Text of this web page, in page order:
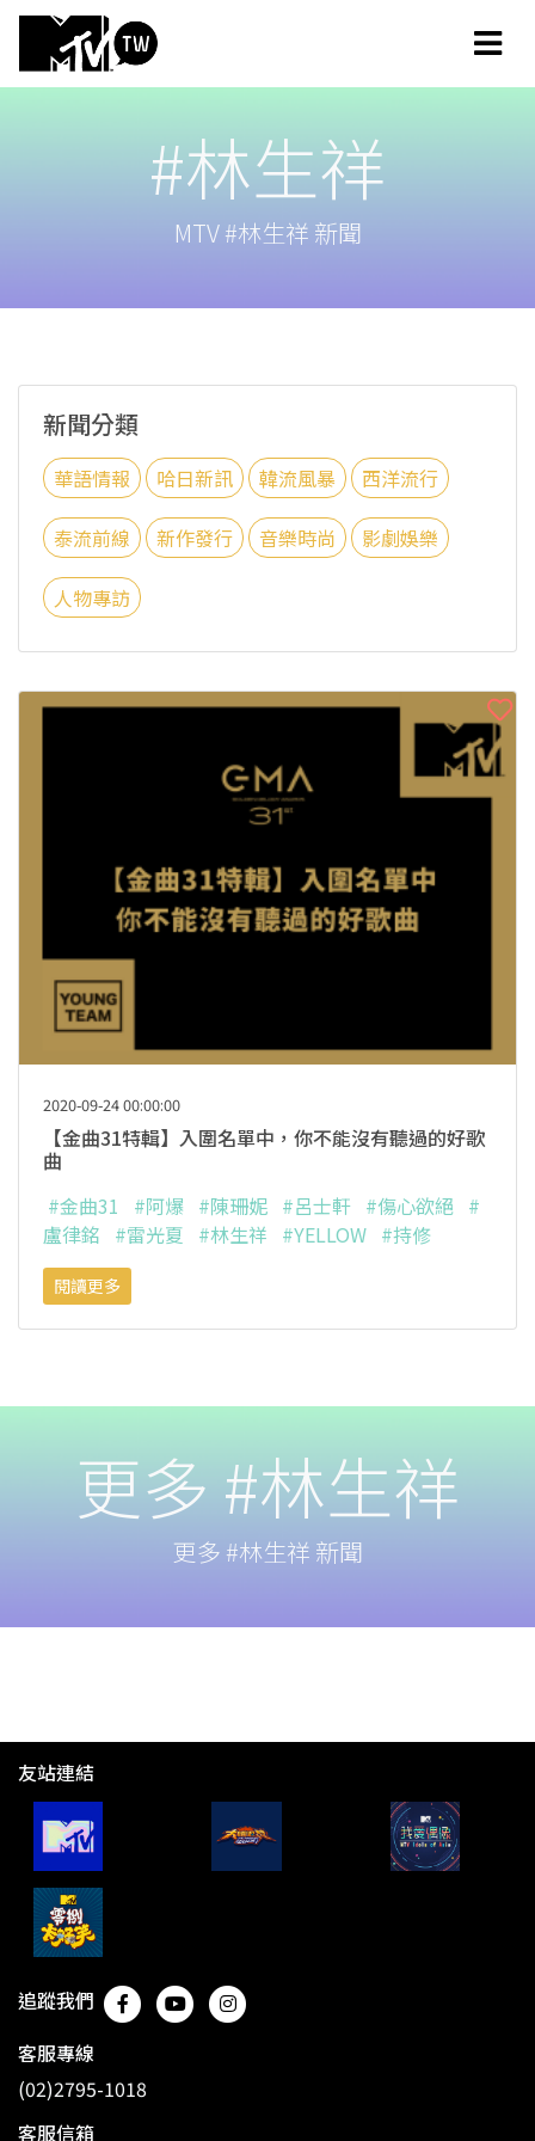
#林生祥
MTV #林生祥 新聞
新聞分類
華語情報 哈日新訊 韓流風暴 西洋流行
泰流前線 新作發行 音樂時尚 影劇娛樂
人物專訪
2020-09-24 00:00:00
【金曲31特輯】入圍名單中，你不能沒有聽過的好歌
曲
#金曲31
#阿爆 #陳珊妮 #呂士軒 #傷心欲絕 #
盧律銘 #雷光夏 #林生祥 #YELLOW #持修
閱讀更多
更多 #林生祥
更多 #林生祥 新聞
友站連結
追蹤我們
客服專線
(02)2795-1018
客服信箱